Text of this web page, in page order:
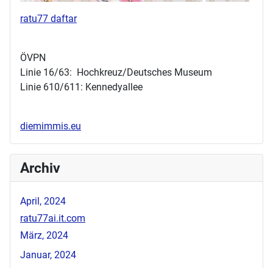
ratu77 daftar
ÖVPN
Linie 16/63: Hochkreuz/Deutsches Museum
Linie 610/611: Kennedyallee
diemimmis.eu
Archiv
April, 2024
ratu77ai.it.com
März, 2024
Januar, 2024